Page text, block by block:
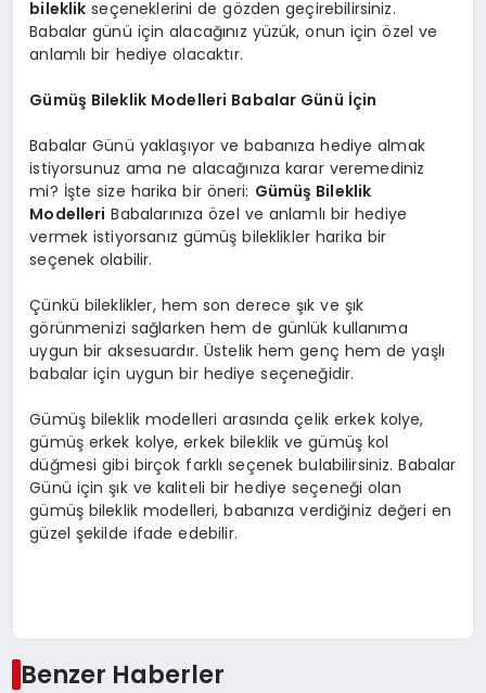
bileklik seçeneklerini de gözden geçirebilirsiniz.
Babalar günü için alacağınız yüzük, onun için özel ve
anlamlı bir hediye olacaktır.
Gümüş Bileklik Modelleri Babalar Günü İçin
Babalar Günü yaklaşıyor ve babanıza hediye almak
istiyorsunuz ama ne alacağınıza karar veremediniz
mi? İşte size harika bir öneri: Gümüş Bileklik
Modelleri Babalarınıza özel ve anlamlı bir hediye
vermek istiyorsanız gümüş bileklikler harika bir
seçenek olabilir.
Çünkü bileklikler, hem son derece şık ve şık
görünmenizi sağlarken hem de günlük kullanıma
uygun bir aksesuardır. Üstelik hem genç hem de yaşlı
babalar için uygun bir hediye seçeneğidir.
Gümüş bileklik modelleri arasında çelik erkek kolye,
gümüş erkek kolye, erkek bileklik ve gümüş kol
düğmesi gibi birçok farklı seçenek bulabilirsiniz. Babalar
Günü için şık ve kaliteli bir hediye seçeneği olan
gümüş bileklik modelleri, babanıza verdiğiniz değeri en
güzel şekilde ifade edebilir.
Benzer Haberler